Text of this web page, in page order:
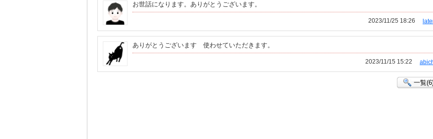
お世話になります。ありがとうございます。
2023/11/25 18:26
ありがとうございます 使わせていただきます。
2023/11/15 15:22
一覧